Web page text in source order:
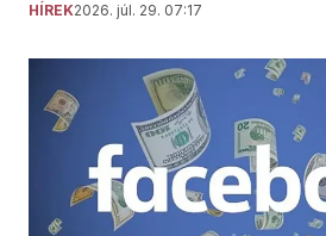
HÍREK2026. júl. 29. 07:17